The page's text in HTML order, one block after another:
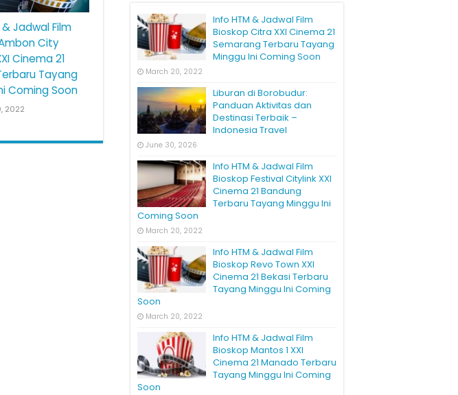
& Jadwal Film
City
Cinema 21
Tayang
Coming Soon
2022
Info HTM & Jadwal Film
Bioskop Citra XXI Cinema 21
Semarang Terbaru Tayang
Minggu Ini Coming Soon
March 20, 2022
Liburan di Borobudur:
Panduan Aktivitas dan
Destinasi Terbaik –
Indonesia Travel
June 30, 2026
Info HTM & Jadwal Film
Bioskop Festival Citylink XXI
Cinema 21 Bandung
Terbaru Tayang Minggu Ini
Coming Soon
March 20, 2022
Info HTM & Jadwal Film
Bioskop Revo Town XXI
Cinema 21 Bekasi Terbaru
Tayang Minggu Ini Coming
Soon
March 20, 2022
Info HTM & Jadwal Film
Bioskop Mantos 1 XXI
Cinema 21 Manado Terbaru
Tayang Minggu Ini Coming
Soon